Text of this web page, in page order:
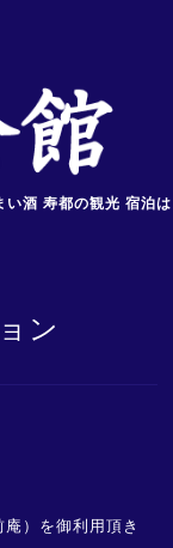
酒 寿都の観光 宿泊は
ン
）を御利用頂き